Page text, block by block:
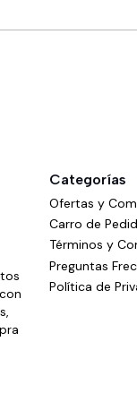
Categorías
Ofertas y
Carro de
Términos y
Preguntas
Política de